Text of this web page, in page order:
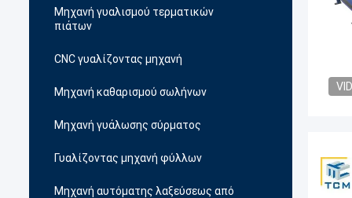
Μηχανή γυαλισμού τερματικών
πιάτων
CNC γυαλίζοντας μηχανή
Μηχανή καθαρισμού σωλήνων
Μηχανή γυάλωσης σύρματος
Γυαλίζοντας μηχανή φύλλων
Μηχανή αυτόματης λαξεύσεως από